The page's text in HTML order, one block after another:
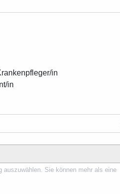
in
in
Sie können mehr als eine